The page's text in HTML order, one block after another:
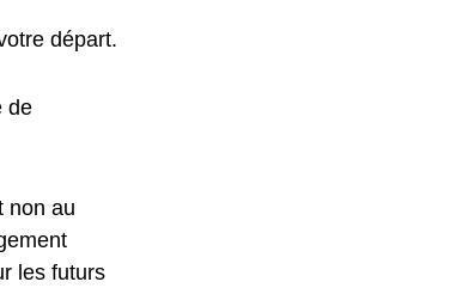
départ.
de
non au
les futurs